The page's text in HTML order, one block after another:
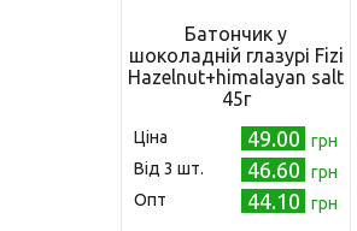
Батончик у
шоколадній глазурі Fizi
Hazelnut+himalayan salt
45г
Ціна 49.00
грн
Від 3 шт.
46.60
грн
Опт
44.10 грн